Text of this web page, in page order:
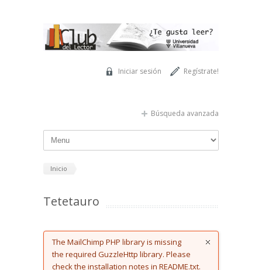
Regístrate!
Iniciar sesión
Búsqueda avanzada
Inicio
Tetetauro
Error message
The MailChimp PHP library is missing
the required GuzzleHttp library. Please
check the installation notes in README.txt.